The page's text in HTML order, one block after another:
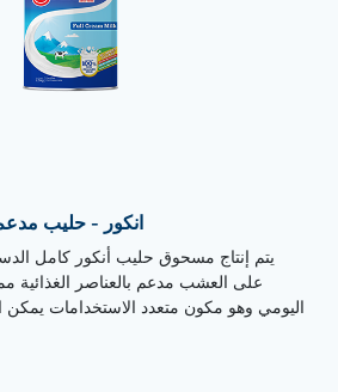
انكور - حليب
يتم إنتاج مسحوق حليب أنكور كامل
على العشب مدعم بالعناصر الغذائية
اليومي وهو مكون متعدد الاستخدامات يمكن